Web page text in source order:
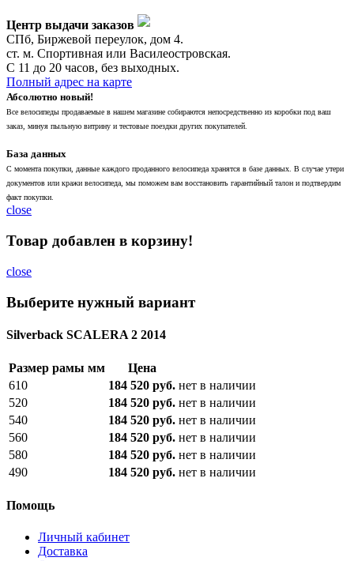
Центр выдачи заказов
СПб, Биржевой переулок, дом 4.
ст. м. Спортивная или Василеостровская.
С 11 до 20 часов, без выходных.
Полный адрес на карте
Абсолютно новый!
Все велосипеды продаваемые в нашем магазине собираются непосредственно из коробки под ваш
заказ, минуя пыльную витрину и тестовые поездки других покупателей.
База данных
С момента покупки, данные каждого проданного велосипеда хранятся в базе данных. В случае утери
документов или кражи велосипеда, мы поможем вам восстановить гарантийный талон и подтвердим
факт покупки.
close
Товар добавлен в корзину!
close
Выберите нужный вариант
Silverback SCALERA 2 2014
Размер рамы мм
Цена
610
184 520 руб. нет в наличии
520
184 520 руб. нет в наличии
540
184 520 руб. нет в наличии
560
184 520 руб. нет в наличии
580
184 520 руб. нет в наличии
490
184 520 руб. нет в наличии
Помощь
Личный кабинет
Доставка